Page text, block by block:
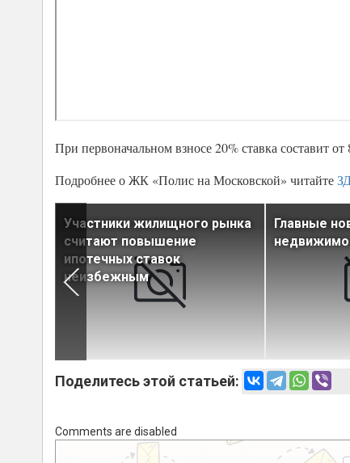
При первоначальном взносе 20% ставка составит
Подробнее о ЖК «Полис на Московской» читайте
Участники жилищного рынка
считают повышение
ипотечных ставок
неизбежным
Главные
Поделитесь этой статьей:
Comments are disabled